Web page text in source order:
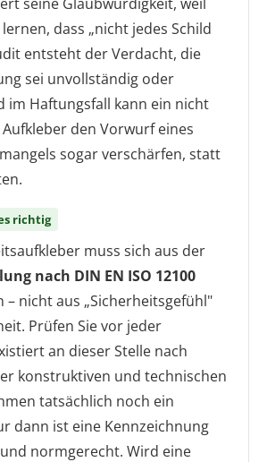
dass „nicht jedes Schild
entsteht der Verdacht, die
sei unvollständig oder
im Haftungsfall kann ein nicht
den Vorwurf eines
sogar verschärfen, statt
richtig
muss sich aus der
nach DIN EN ISO 12100
– nicht aus „Sicherheitsgefühl"
Prüfen Sie vor jeder
an dieser Stelle nach
konstruktiven und technischen
tatsächlich noch ein
dann ist eine Kennzeichnung
normgerecht. Wird eine